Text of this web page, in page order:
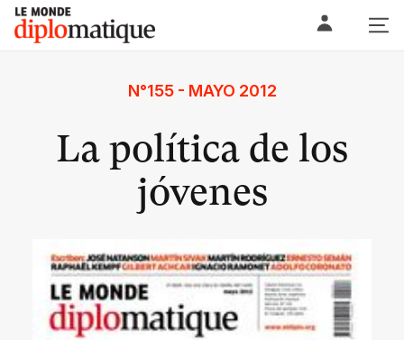
Skip
content
Le monde diplomatique
N°155 - MAYO 2012
La política de los
jóvenes